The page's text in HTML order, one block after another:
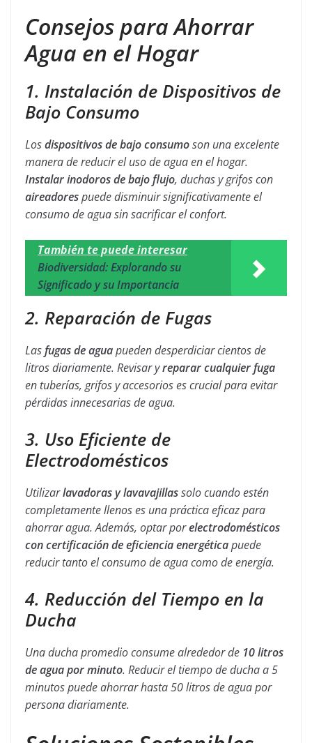
Consejos para Ahorrar
Agua en el Hogar
1. Instalación de Dispositivos de
Bajo Consumo
Losdispositivos de bajo consumoson una excelente
manera de reducir el uso de agua en el hogar.
Instalar inodoros de bajo flujo, duchas y grifos con
aireadorespuede disminuir significativamente el
consumo de agua sin sacrificar el confort.
También te puede interesar
Biodiversidad: Explorando su
Significado y su Importancia
2. Reparación de Fugas
Lasfugas de aguapueden desperdiciar cientos de
litros diariamente. Revisar yreparar cualquier fuga
en tuberías, grifos y accesorios es crucial para evitar
pérdidas innecesarias de agua.
3. Uso Eficiente de
Electrodomésticos
Utilizarlavadoras y lavavajillassolo cuando estén
completamente llenos es una práctica eficaz para
ahorrar agua. Además, optar porelectrodomésticos
con certificación de eficiencia energéticapuede
reducir tanto el consumo de agua como de energía.
4. Reducción del Tiempo en la
Ducha
Una ducha promedio consume alrededor de 10 litros
de agua por minuto. Reducir el tiempo de ducha a 5
minutos puede ahorrar hasta 50 litros de agua por
persona diariamente.